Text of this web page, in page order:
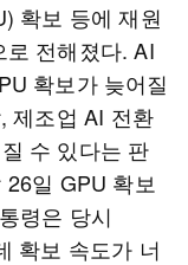
확보 등에 재원
전해졌다. AI
확보가 늦어질
제조업 AI 전환
수 있다는 판
일 GPU 확보
령은 당시
확보 속도가 너